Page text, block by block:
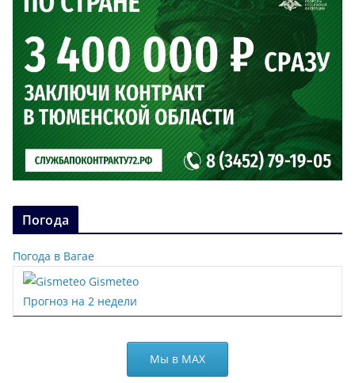
Погода
Погода в Вагае
Gismeteo
Прогноз на 2 недели
Мы в МАХ